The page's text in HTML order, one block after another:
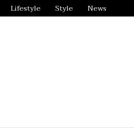
Lifestyle Style News